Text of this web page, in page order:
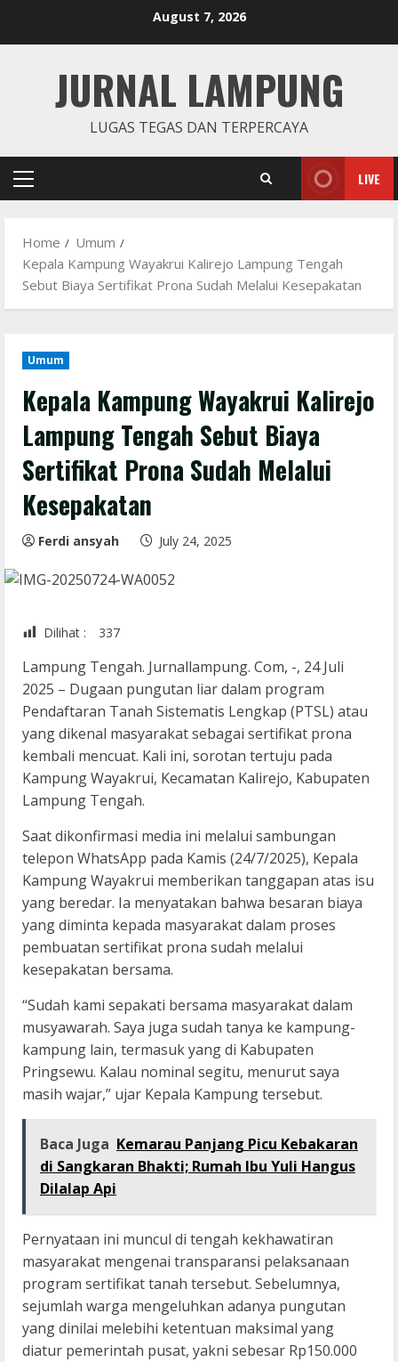
August 7, 2026
JURNAL LAMPUNG
LUGAS TEGAS DAN TERPERCAYA
Primary
LIVE
Home
Umum
Kepala Kampung Wayakrui Kalirejo Lampung Tengah
Sebut Biaya Sertifikat Prona Sudah Melalui Kesepakatan
Umum
Kepala Kampung Wayakrui Kalirejo
Lampung Tengah Sebut Biaya
Sertifikat Prona Sudah Melalui
Kesepakatan
Ferdi ansyah July 24, 2025
Dilihat : 337
Lampung Tengah. Jurnallampung. Com, -, 24 Juli
2025 – Dugaan pungutan liar dalam program
Pendaftaran Tanah Sistematis Lengkap (PTSL) atau
yang dikenal masyarakat sebagai sertifikat prona
kembali mencuat. Kali ini, sorotan tertuju pada
Kampung Wayakrui, Kecamatan Kalirejo, Kabupaten
Lampung Tengah.
Saat dikonfirmasi media ini melalui sambungan
telepon WhatsApp pada Kamis (24/7/2025), Kepala
Kampung Wayakrui memberikan tanggapan atas isu
yang beredar. Ia menyatakan bahwa besaran biaya
yang diminta kepada masyarakat dalam proses
pembuatan sertifikat prona sudah melalui
kesepakatan bersama.
“Sudah kami sepakati bersama masyarakat dalam
musyawarah. Saya juga sudah tanya ke kampung-
kampung lain, termasuk yang di Kabupaten
Pringsewu. Kalau nominal segitu, menurut saya
masih wajar,” ujar Kepala Kampung tersebut.
Baca Juga Kemarau Panjang Picu Kebakaran
di Sangkaran Bhakti; Rumah Ibu Yuli Hangus
Dilalap Api
Pernyataan ini muncul di tengah kekhawatiran
masyarakat mengenai transparansi pelaksanaan
program sertifikat tanah tersebut. Sebelumnya,
sejumlah warga mengeluhkan adanya pungutan
yang dinilai melebihi ketentuan maksimal yang
diatur pemerintah pusat, yakni sebesar Rp150.000